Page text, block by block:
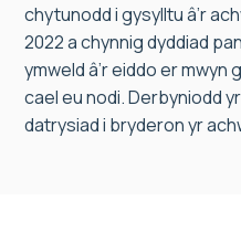
chytunodd i gysylltu â’r
2022 a chynnig dyddiad
ymweld â’r eiddo er mwyn
cael eu nodi. Derbyniodd
datrysiad i bryderon yr